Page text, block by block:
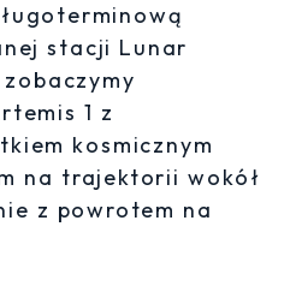
stacji Lunar
1 z
kosmicznym
na trajektorii wokół
z powrotem na